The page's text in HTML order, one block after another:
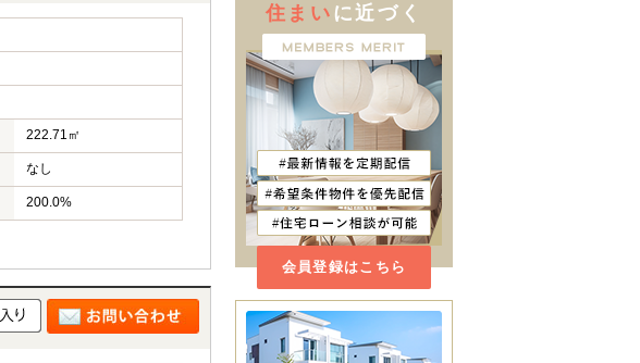
222.71㎡
なし
200.0%
住まい に近づく
会員登録はこちら